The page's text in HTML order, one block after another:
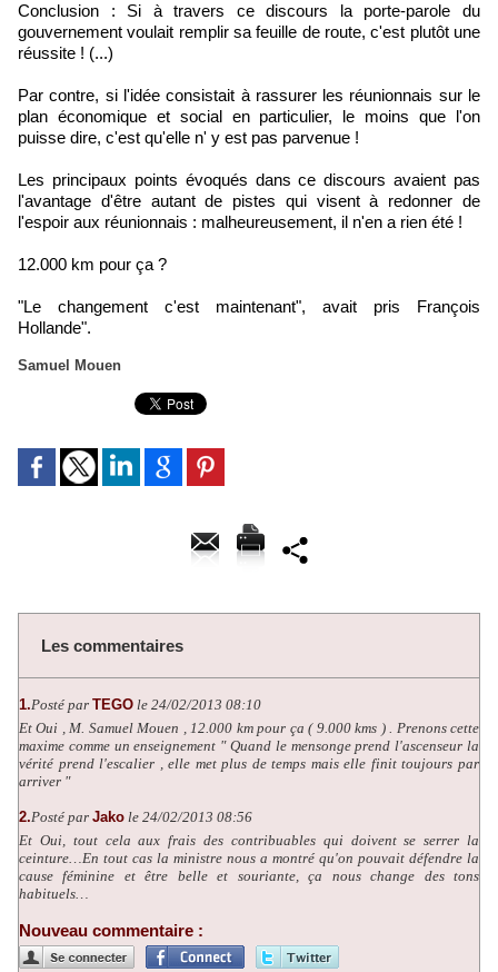
Conclusion : Si à travers ce discours la porte-parole du
gouvernement voulait remplir sa feuille de route, c'est plutôt une
réussite ! (...)
Par contre, si l'idée consistait à rassurer les réunionnais sur le
plan économique et social en particulier, le moins que l'on
puisse dire, c'est qu'elle n' y est pas parvenue !
Les principaux points évoqués dans ce discours avaient pas
l'avantage d'être autant de pistes qui visent à redonner de
l'espoir aux réunionnais : malheureusement, il n'en a rien été !
12.000 km pour ça ?
"Le changement c'est maintenant", avait pris François
Hollande".
Samuel Mouen
Les commentaires
1.Posté par TEGO le 24/02/2013 08:10
Et Oui , M. Samuel Mouen , 12.000 km pour ça ( 9.000 kms ) . Prenons cette
maxime comme un enseignement " Quand le mensonge prend l'ascenseur la
vérité prend l'escalier , elle met plus de temps mais elle finit toujours par
arriver "
2.Posté par Jako le 24/02/2013 08:56
Et Oui, tout cela aux frais des contribuables qui doivent se serrer la
ceinture…En tout cas la ministre nous a montré qu'on pouvait défendre la
cause féminine et être belle et souriante, ça nous change des tons
habituels…
Nouveau commentaire :